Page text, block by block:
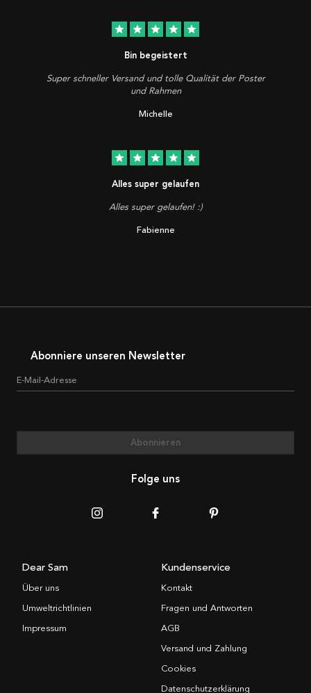
star star star star star
Bin begeistert
Super schneller Versand und tolle Qualität der Poster
und Rahmen
Michelle
star star star star star
Alles super gelaufen
Alles super gelaufen! :)
Fabienne
Abonniere unseren Newsletter
E-Mail-Adresse
Abonnieren
Folge uns
Dear Sam
Über uns
Umweltrichtlinien
Impressum
Kundenservice
Kontakt
Fragen und Antworten
AGB
Versand und Zahlung
Cookies
Datenschutzerklärung